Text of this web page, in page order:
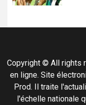
Copyright © All rights
en ligne. Site
Prod. Il traite
l'échelle nationale